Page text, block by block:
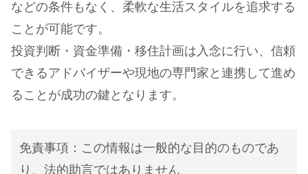
などの条件もなく、柔軟な生活スタイルを追求する
ことが可能です。
投資判断・資金準備・移住計画は入念に行い、信頼
できるアドバイザーや現地の専門家と連携して進め
ることが成功の鍵となります。
免責事項：この情報は一般的な目的のものであ
り、法的助言ではありません